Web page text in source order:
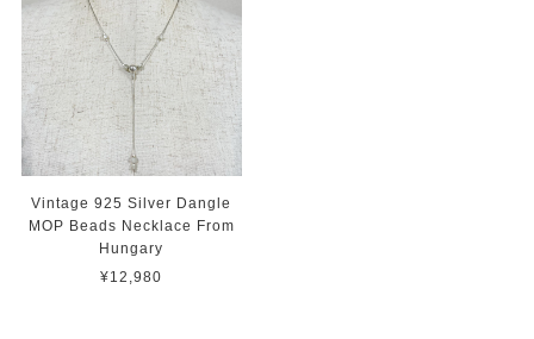
Vintage 925 Silver Dangle
MOP Beads Necklace From
Hungary
¥12,980